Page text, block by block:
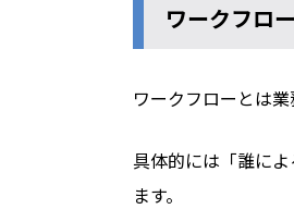
ワークフロ
ワークフローとは
具体的には「誰に
ます。